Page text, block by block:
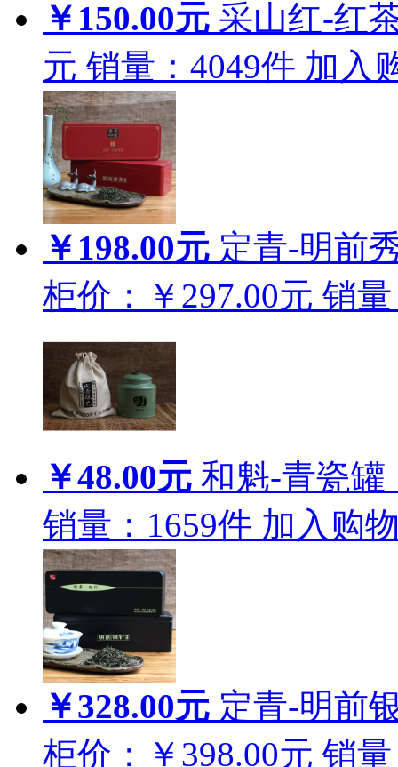
￥150.00元 采山红-红
元 销量： 4049件 加入
￥198.00元 定青-明前
柜价：￥297.00元 销
￥48.00元 和魁-青瓷罐
销量： 1659件 加入购
￥328.00元 定青-明前
柜价：￥398.00元 销